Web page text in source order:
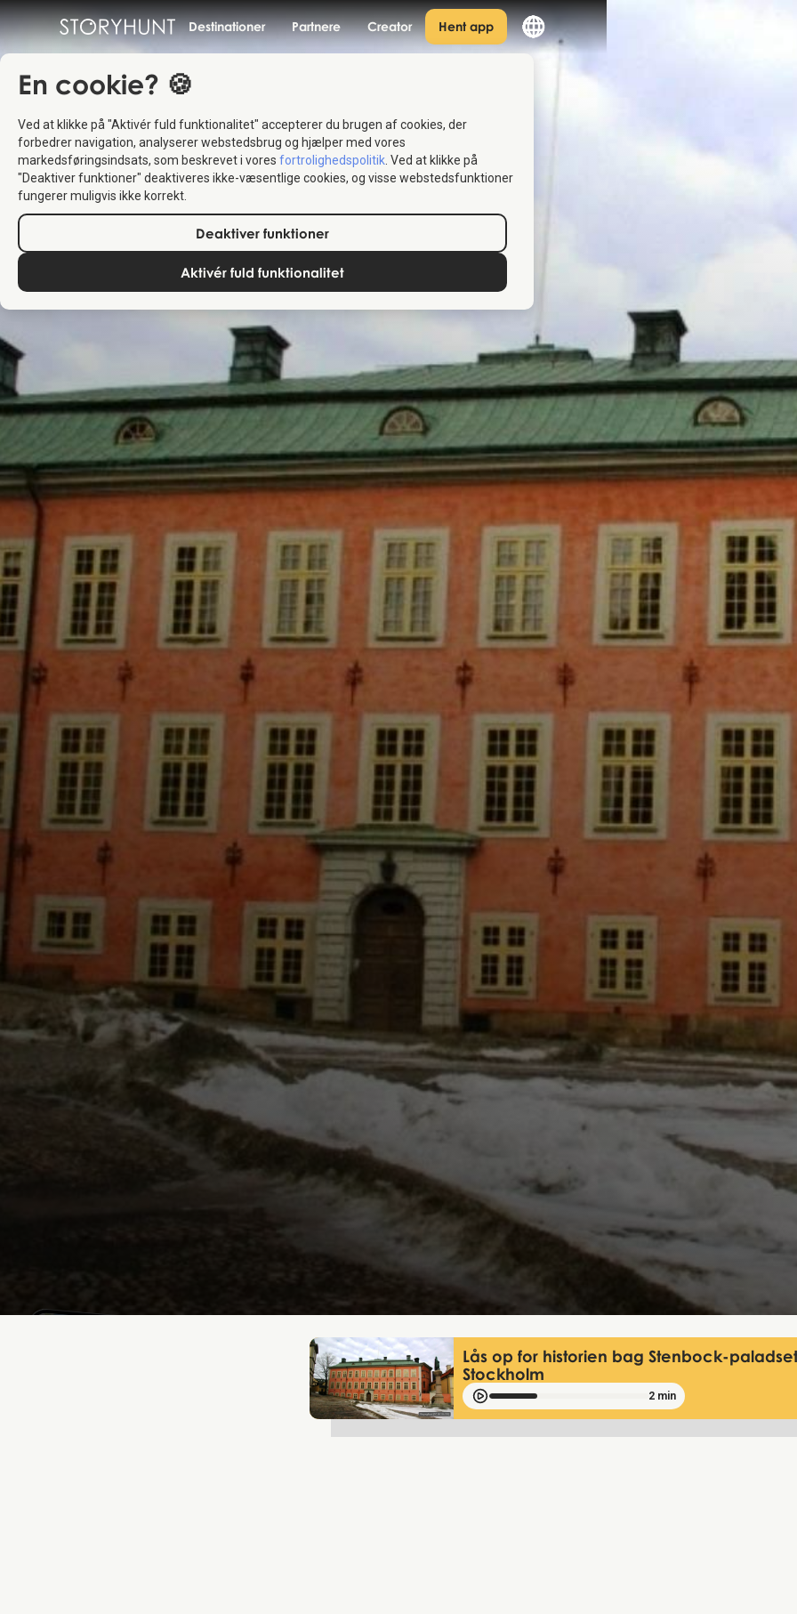
Destinationer Partnere Creator Hent app
En cookie? 🍪
Ved at klikke på "Aktivér fuld funktionalitet" accepterer du brugen af cookies, der
forbedrer navigation, analyserer webstedsbrug og hjælper med vores
markedsføringsindsats, som beskrevet i vores fortrolighedspolitik . Ved at klikke på
"Deaktiver funktioner" deaktiveres ikke-væsentlige cookies, og visse webstedsfunktioner
fungerer muligvis ikke korrekt.
Deaktiver funktioner
Aktivér fuld funktionalitet
Lås op for historien bag Stenbock-
Stockholm
2 min